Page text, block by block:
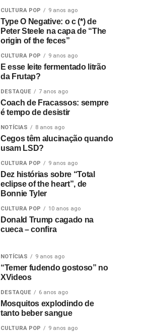
CULTURA POP 9 anos ago
Type O Negative: o c (*) de
Peter Steele na capa de “The
origin of the feces”
CULTURA POP 9 anos ago
E esse leite fermentado litrão
da Frutap?
DESTAQUE 7 anos ago
Coach de Fracassos: sempre
é tempo de desistir
NOTÍCIAS 8 anos ago
Cegos têm alucinação quando
usam LSD?
CULTURA POP 9 anos ago
Dez histórias sobre “Total
eclipse of the heart”, de
Bonnie Tyler
CULTURA POP 10 anos ago
Donald Trump cagado na
cueca – confira
NOTÍCIAS 9 anos ago
“Temer fudendo gostoso” no
XVideos
DESTAQUE 6 anos ago
Mosquitos explodindo de
tanto beber sangue
CULTURA POP 9 anos ago